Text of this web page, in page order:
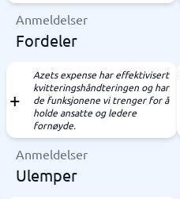
Anmeldelser
Fordeler
Azets expense har effektivisert
kvitteringshåndteringen og har
de funksjonene vi trenger for å
holde ansatte og ledere
fornøyde.
Anmeldelser
Ulemper